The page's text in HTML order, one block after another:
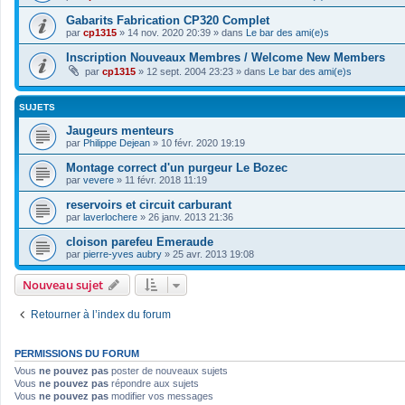
Gabarits Fabrication CP320 Complet
par cp1315 » 14 nov. 2020 20:39 » dans Le bar des ami(e)s
Inscription Nouveaux Membres / Welcome New Members
par cp1315 » 12 sept. 2004 23:23 » dans Le bar des ami(e)s
SUJETS
Jaugeurs menteurs
par Philippe Dejean » 10 févr. 2020 19:19
Montage correct d'un purgeur Le Bozec
par vevere » 11 févr. 2018 11:19
reservoirs et circuit carburant
par laverlochere » 26 janv. 2013 21:36
cloison parefeu Emeraude
par pierre-yves aubry » 25 avr. 2013 19:08
Nouveau sujet
Retourner à l’index du forum
PERMISSIONS DU FORUM
Vous ne pouvez pas poster de nouveaux sujets
Vous ne pouvez pas répondre aux sujets
Vous ne pouvez pas modifier vos messages